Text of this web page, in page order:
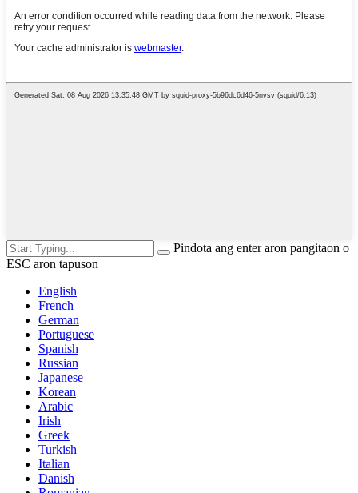
Pindota ang enter aron pangitaon o
ESC aron tapuson
English
French
German
Portuguese
Spanish
Russian
Japanese
Korean
Arabic
Irish
Greek
Turkish
Italian
Danish